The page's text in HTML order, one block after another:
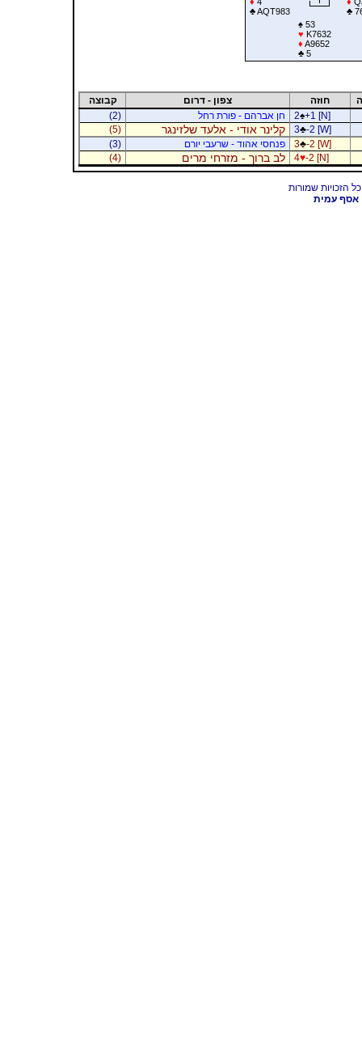
♣AQT983
♣
♠53
♥ K7632
♦ A9652
♣5
חוזה צפון - דרום
קבוצה
2♠+1 [N] חן אברהם - פורת רחל
(2)
3♣-2 [W] קלינר אודי - אלעד שלזינגר
(5)
3♣-2 [W] פנחסי אהוד - שרעבי יורם
(3)
4♥-2 [N] לב ברוך - מזרחי מרים (4)
אסף עמית